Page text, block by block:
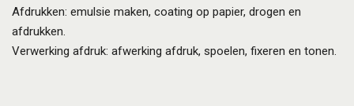
Afdrukken: emulsie maken, coating op papier, drogen en
afdrukken.
Verwerking afdruk: afwerking afdruk, spoelen, fixeren en tonen.